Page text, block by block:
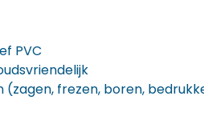
PVC
(zagen, frezen, boren,